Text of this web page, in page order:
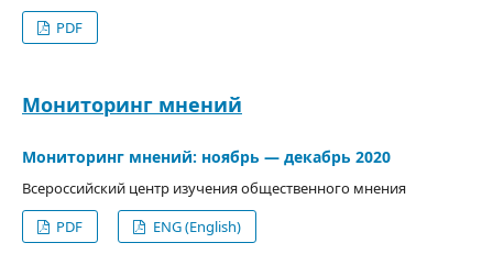
PDF
Мониторинг мнений
Мониторинг мнений: ноябрь — декабрь 2020
Всероссийский центр изучения общественного мнения
PDF
ENG (English)